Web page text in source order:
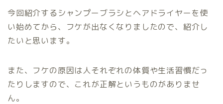
今回紹介するシャンプーブラシとヘアドライヤーを使
い始めてから、フケが出なくなりましたので、紹介し
たいと思います。
また、フケの原因は人それぞれの体質や生活習慣だっ
たりしますので、これが正解というものがありませ
ん。